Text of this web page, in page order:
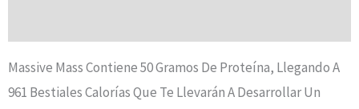
Massive Mass Contiene 50 Gramos De Proteína, Llegando A
961 Bestiales Calorías Que Te Llevarán A Desarrollar Un